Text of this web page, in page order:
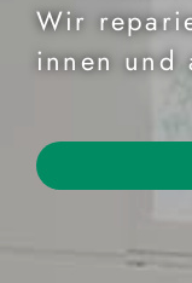
Wir
innen und